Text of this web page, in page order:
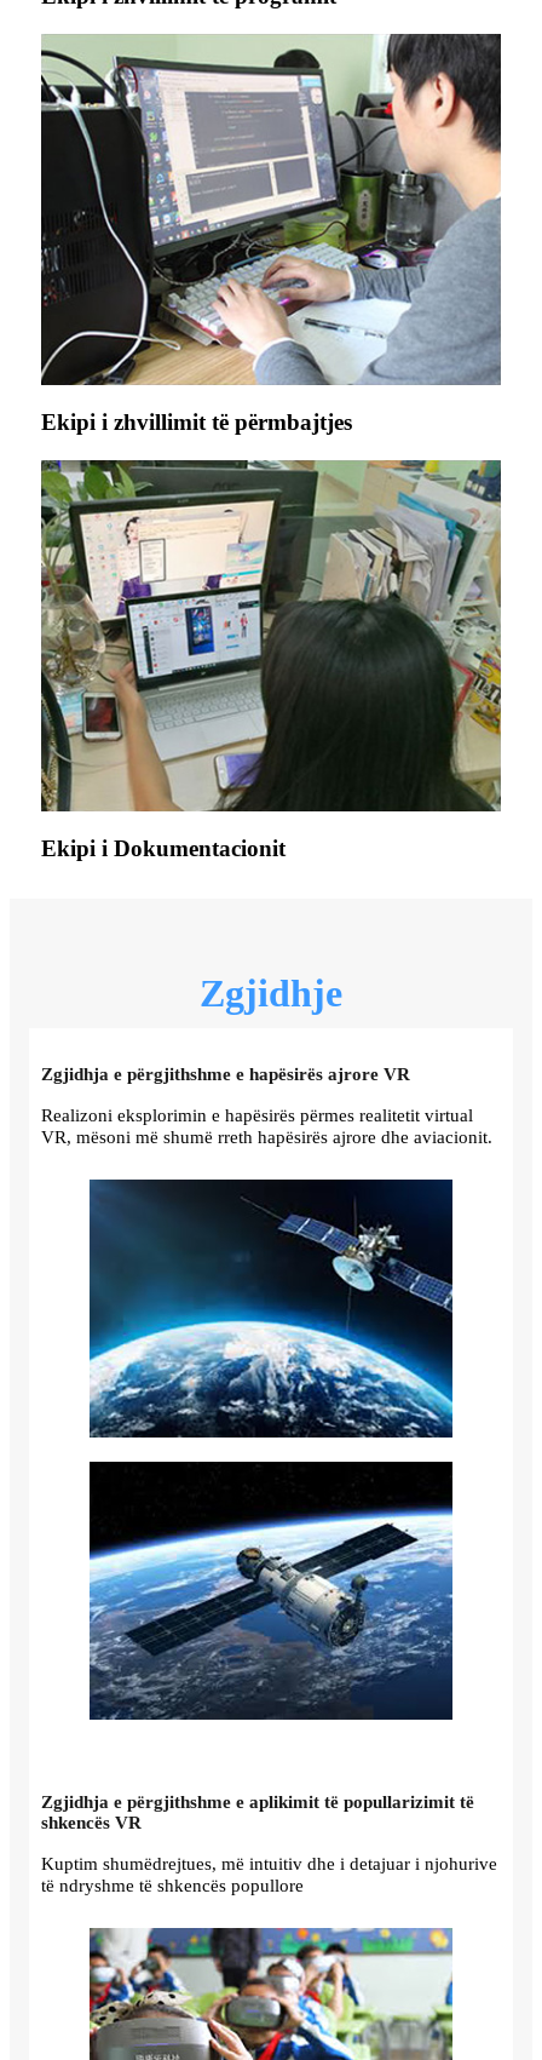
Ekipi i zhvillimit të përmbajtjes
Ekipi i Dokumentacionit
Zgjidhje
Zgjidhja e përgjithshme e hapësirës ajrore VR
Realizoni eksplorimin e hapësirës përmes realitetit virtual
VR, mësoni më shumë rreth hapësirës ajrore dhe aviacionit.
Zgjidhja e përgjithshme e aplikimit të popullarizimit të
shkencës VR
Kuptim shumëdrejtues, më intuitiv dhe i detajuar i njohurive
të ndryshme të shkencës popullore